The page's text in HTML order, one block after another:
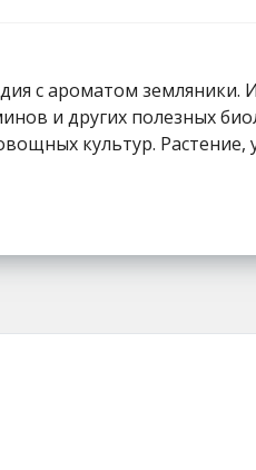
с ароматом земляники.
и других полезных
культур. Растение,